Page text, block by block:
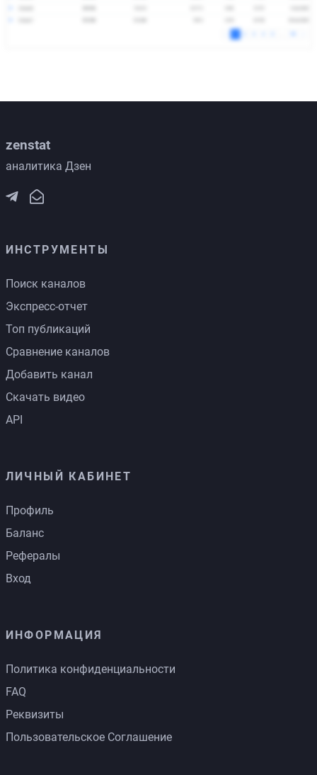
zenstat
аналитика Дзен
ИНСТРУМЕНТЫ
Поиск каналов
Экспресс-отчет
Топ публикаций
Сравнение каналов
Добавить канал
Скачать видео
API
ЛИЧНЫЙ КАБИНЕТ
Профиль
Баланс
Рефералы
Вход
ИНФОРМАЦИЯ
Политика конфиденциальности
FAQ
Реквизиты
Пользовательское Соглашение